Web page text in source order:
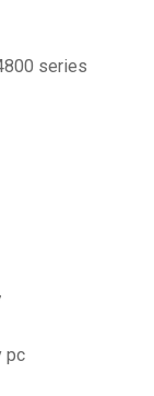
series
pc